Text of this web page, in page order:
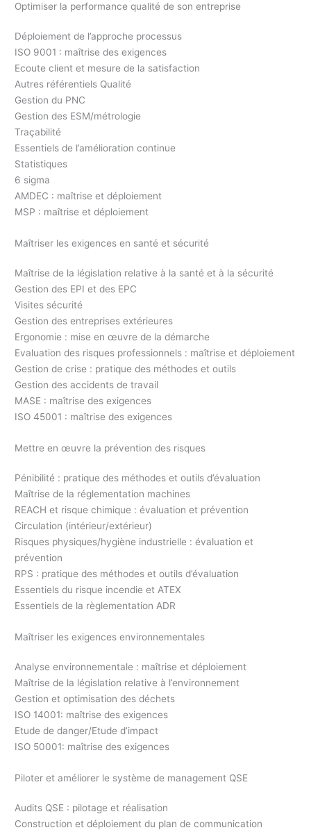
Optimiser la performance qualité de son entreprise
Déploiement de l’approche processus
ISO 9001 : maîtrise des exigences
Ecoute client et mesure de la satisfaction
Autres référentiels Qualité
Gestion du PNC
Gestion des ESM/métrologie
Traçabilité
Essentiels de l’amélioration continue
Statistiques
6 sigma
AMDEC : maîtrise et déploiement
MSP : maîtrise et déploiement
Maîtriser les exigences en santé et sécurité
Maîtrise de la législation relative à la santé et à la sécurité
Gestion des EPI et des EPC
Visites sécurité
Gestion des entreprises extérieures
Ergonomie : mise en œuvre de la démarche
Evaluation des risques professionnels : maîtrise et déploiement
Gestion de crise : pratique des méthodes et outils
Gestion des accidents de travail
MASE : maîtrise des exigences
ISO 45001 : maîtrise des exigences
Mettre en œuvre la prévention des risques
Pénibilité : pratique des méthodes et outils d’évaluation
Maîtrise de la réglementation machines
REACH et risque chimique : évaluation et prévention
Circulation (intérieur/extérieur)
Risques physiques/hygiène industrielle : évaluation et
prévention
RPS : pratique des méthodes et outils d’évaluation
Essentiels du risque incendie et ATEX
Essentiels de la règlementation ADR
Maîtriser les exigences environnementales
Analyse environnementale : maîtrise et déploiement
Maîtrise de la législation relative à l’environnement
Gestion et optimisation des déchets
ISO 14001: maîtrise des exigences
Etude de danger/Etude d’impact
ISO 50001: maîtrise des exigences
Piloter et améliorer le système de management QSE
Audits QSE : pilotage et réalisation
Construction et déploiement du plan de communication